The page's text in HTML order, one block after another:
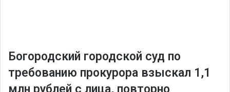
️Богородский городской суд по
требованию прокурора взыскал 1,1
млн рублей с лица, повторно